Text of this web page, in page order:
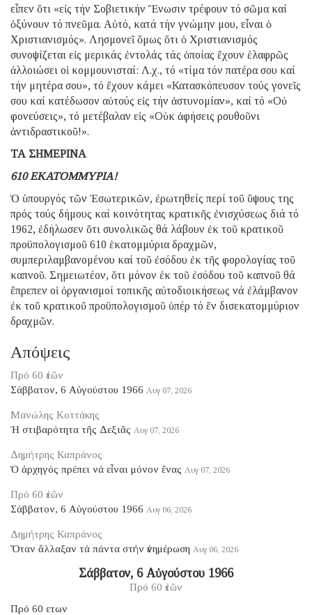
εἶπεν ὅτι «εἰς τήν Σοβιετικήν Ἕνωσιν τρέφουν τό σῶμα καί
ὀξύνουν τό πνεῦμα. Αὐτό, κατά τήν γνώμην μου, εἶναι ὁ
Χριστιανισμός». Λησμονεῖ ὅμως ὅτι ὁ Χριστιανισμός
συνοψίζεται εἰς μερικάς ἐντολάς τάς ὁποίας ἔχουν ἐλαφρῶς
ἀλλοιώσει οἱ κομμουνισταί: Λ.χ., τό «τίμα τόν πατέρα σου καί
τήν μητέρα σου», τό ἔχουν κάμει «Κατασκόπευσον τούς γονεῖς
σου καί κατέδωσον αὐτούς εἰς τήν ἀστυνομίαν», καί τό «Οὐ
φονεύσεις», τό μετέβαλαν εἰς «Οὐκ ἀφήσεις ρουθοῦνι
ἀντιδραστικοῦ!».
ΤΑ ΣΗΜΕΡΙΝΑ
610 ΕΚΑΤΟΜΜΥΡΙΑ!
Ὁ ὑπουργός τῶν Ἐσωτερικῶν, ἐρωτηθείς περί τοῦ ὕψους της
πρός τούς δήμους καί κοινότητας κρατικῆς ἐνισχύσεως διά τό
1962, ἐδήλωσεν ὅτι συνολικῶς θά λάβουν ἐκ τοῦ κρατικοῦ
προϋπολογισμοῦ 610 ἑκατομμύρια δραχμῶν,
συμπεριλαμβανομένου καί τοῦ ἐσόδου ἐκ τῆς φορολογίας τοῦ
καπνοῦ. Σημειωτέον, ὅτι μόνον ἐκ τοῦ ἐσόδου τοῦ καπνοῦ θά
ἔπρεπεν οἱ ὀργανισμοί τοπικῆς αὐτοδιοικήσεως νά ἐλάμβανον
ἐκ τοῦ κρατικοῦ προϋπολογισμοῦ ὑπέρ τό ἕν δισεκατομμύριον
δραχμῶν.
Απόψεις
Πρό 60 ἐτῶν
Σάββατον, 6 Αὐγούστου 1966 Αυγ 07, 2026
Μανώλης Κοττάκης
Ἡ στιβαρότητα τῆς Δεξιᾶς Αυγ 07, 2026
Δημήτρης Καπράνος
Ὁ ἀρχηγός πρέπει νά εἶναι μόνον ἕνας Αυγ 07, 2026
Πρό 60 ἐτῶν
Σάββατον, 6 Αὐγούστου 1966 Αυγ 06, 2026
Δημήτρης Καπράνος
Ὅταν ἄλλαξαν τά πάντα στήν ἐνημέρωση Αυγ 06, 2026
Σάββατον, 6 Αὐγούστου 1966
Πρό 60 ἐτῶν
Πρό 60 ετων